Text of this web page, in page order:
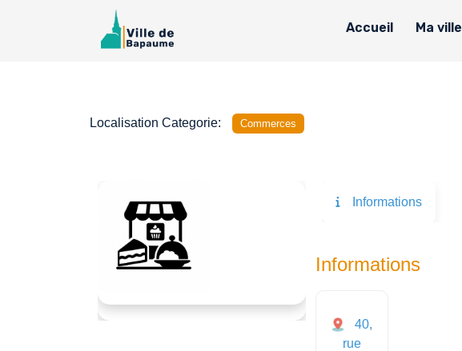
Accueil Ma ville
Localisation Categorie: Commerces
Précédent Suivant
Informations
Informations
40,
rue